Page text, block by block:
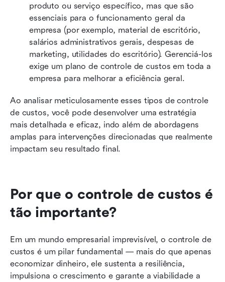
produto ou serviço específico, mas que são
essenciais para o funcionamento geral da
empresa (por exemplo, material de escritório,
salários administrativos gerais, despesas de
marketing, utilidades do escritório). Gerenciá-los
exige um plano de controle de custos em toda a
empresa para melhorar a eficiência geral.
Ao analisar meticulosamente esses tipos de controle
de custos, você pode desenvolver uma estratégia
mais detalhada e eficaz, indo além de abordagens
amplas para intervenções direcionadas que realmente
impactam seu resultado final.
Por que o controle de custos é
tão importante?
Em um mundo empresarial imprevisível, o controle de
custos é um pilar fundamental — mais do que apenas
economizar dinheiro, ele sustenta a resiliência,
impulsiona o crescimento e garante a viabilidade a